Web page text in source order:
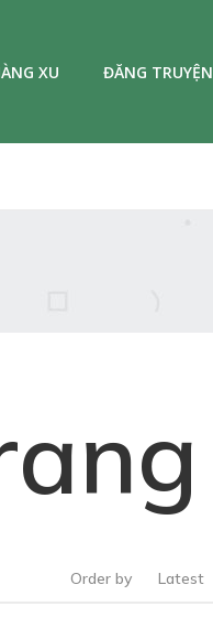
XU ĐĂNG TRUYỆN
Order by Latest